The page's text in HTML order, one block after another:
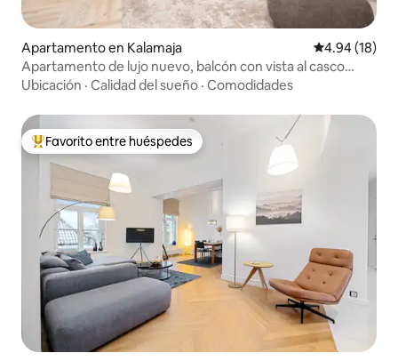
Apartamento en Kalamaja Calificación
4.94 (18)
Apartamento de lujo nuevo, balcón con vista al casco
antiguo
Ubicación · Calidad del sueño · Comodidades
Favorito entre huéspedes preferido
Favorito entre huéspedes